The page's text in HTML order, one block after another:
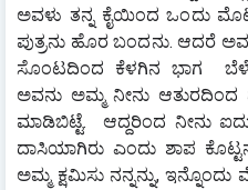
ಅವಳು ತನ್ನ ಕೈಯಿಂದ ಒಂದು
ಪುತ್ರನು ಹೊರ ಬಂದನು. ಆದರೆ
ಸೊಂಟದಿಂದ ಕೆಳಗಿನ ಭಾಗ
ಅವನು ಅಮ್ಮ ನೀನು ಆತುರದಿಂದ
ಮಾಡಿಬಿಟ್ಟೆ.  ಆದ್ದರಿಂದ ನೀನು
ದಾಸಿಯಾಗಿರು ಎಂದು ಶಾಪ
ಅಮ್ಮ ಕ್ಷಮಿಸು ನನ್ನನ್ನು,